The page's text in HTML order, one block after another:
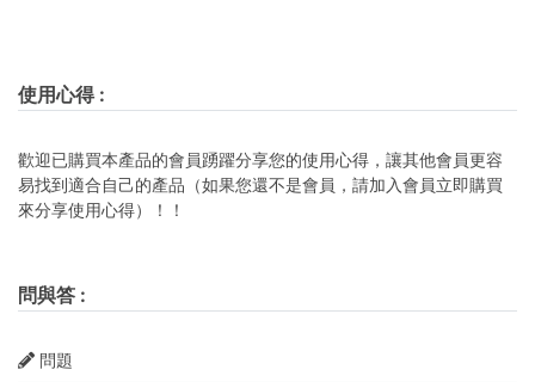
使用心得:
歡迎已購買本產品的會員踴躍分享您的使用心得，讓其他會員更容
易找到適合自己的產品（如果您還不是會員，請加入會員立即購買
來分享使用心得）！！
問與答 :
問題